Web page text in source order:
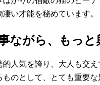
い才能を秘めています。
ながら、もっ
的人気を誇り、大人も交
のとして、とても重要